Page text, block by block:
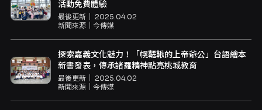
活動免費體驗
最後更新｜ 2025.04.02
新聞來源｜ 今傳媒
探索嘉義文化魅力！「幌韆鞦的上帝爺公」台語繪本
新書發表，傳承諸羅精神點亮桃城教育
最後更新｜ 2025.04.02
新聞來源｜ 今傳媒